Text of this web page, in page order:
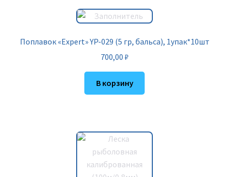
Поплавок «Expert» YP-029 (5 гр, бальса), 1упак*10шт
700,00 ₽
В корзину